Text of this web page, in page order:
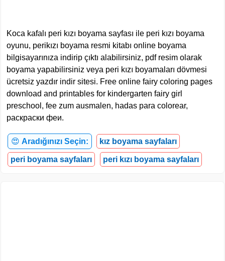
Koca kafalı peri kızı boyama sayfası ile peri kızı boyama
oyunu, perikızı boyama resmi kitabı online boyama
bilgisayarınıza indirip çıktı alabilirsiniz, pdf resim olarak
boyama yapabilirsiniz veya peri kızı boyamaları dövmesi
ücretsiz yazdır indir sitesi. Free online fairy coloring pages
download and printables for kindergarten fairy girl
preschool, fee zum ausmalen, hadas para colorear,
раскраски феи.
😍 Aradığınızı Seçin: kız boyama sayfaları
peri boyama sayfaları peri kızı boyama sayfaları